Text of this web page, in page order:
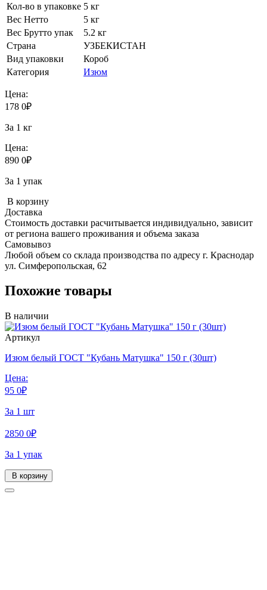
Кол-во в упаковке 5 кг
Вес Нетто
5 кг
Вес Брутто упак
5.2 кг
Страна
УЗБЕКИСТАН
Вид упаковки
Короб
Категория
Изюм
Цена:
178 0₽
За 1 кг
Цена:
890 0₽
За 1 упак
В корзину
Доставка
Стоимость доставки расчитывается индивидуально, зависит
от региона вашего проживания и объема заказа
Самовывоз
Любой объем со склада производства по адресу г. Краснодар
ул. Симферопольская, 62
Похожие товары
В наличии
Артикул
Изюм белый ГОСТ "Кубань Матушка" 150 г (30шт)
Цена:
95 0₽
За 1 шт
2850 0₽
За 1 упак
В корзину